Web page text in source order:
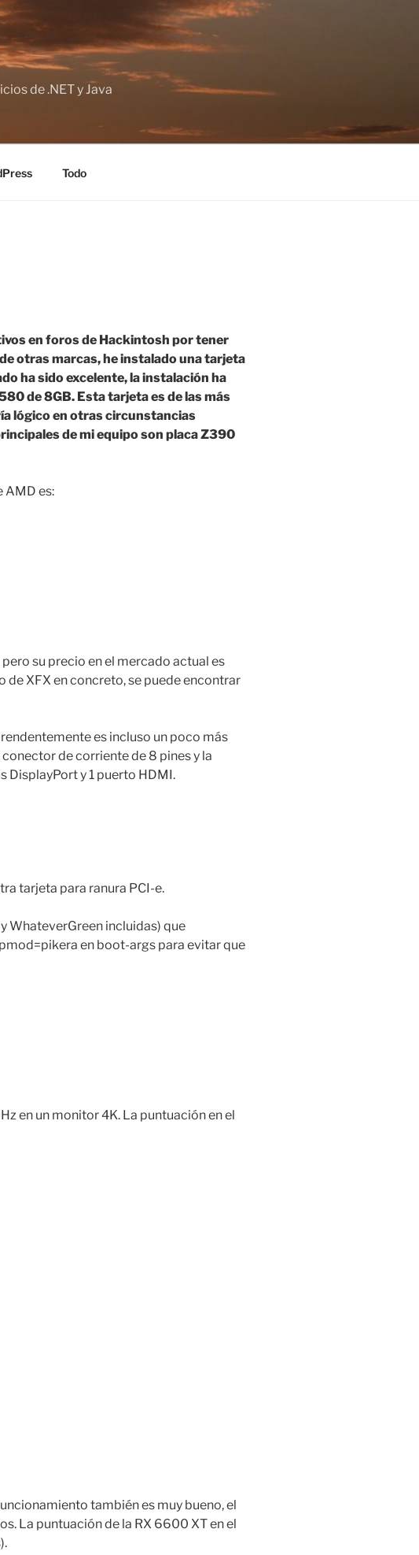
de .NET y Java
Todo
en foros de Hackintosh por tener
otras marcas, he instalado una tarjeta
ha sido excelente, la instalación ha
de 8GB. Esta tarjeta es de las más
lógico en otras circunstancias
de mi equipo son placa Z390
AMD es:
su precio en el mercado actual es
XFX en concreto, se puede encontrar
es incluso un poco más
de corriente de 8 pines y la
DisplayPort y 1 puerto HDMI.
tarjeta para ranura PCI-e.
WhateverGreen incluidas) que
en boot-args para evitar que
en un monitor 4K. La puntuación en el
también es muy bueno, el
La puntuación de la RX 6600 XT en el